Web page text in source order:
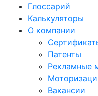
Глоссарий
Калькуляторы
О компании
Патенты
Рекламные
Вакансии